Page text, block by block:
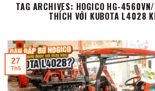
TAG ARCHIVES: HOGICO HG-
THÍCH VỚI KUBOTA L4028
27
Th5